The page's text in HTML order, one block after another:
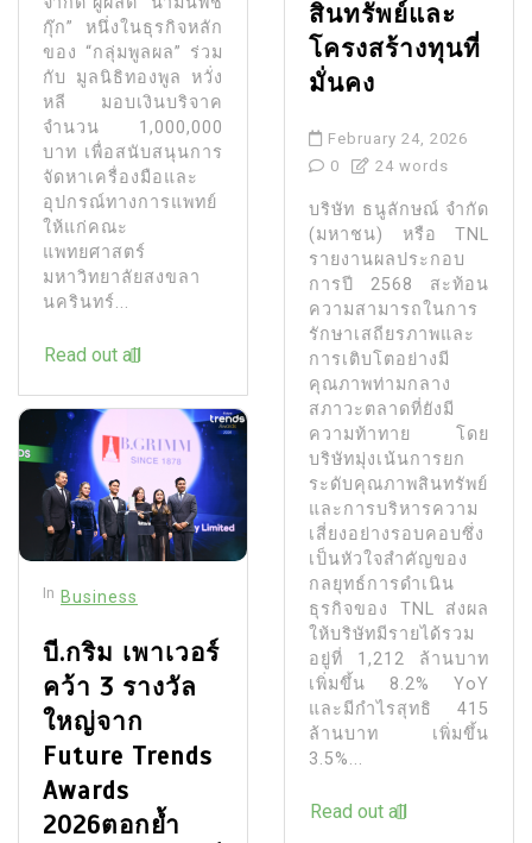
กุ๊ก” หนึ่งในธุรกิจหลัก
ของ “กลุ่มพูลผล” ร่วม
กับ มูลนิธิทองพูล หวั่ง
หลี มอบเงินบริจาค
จำนวน 1,000,000
บาท เพื่อสนับสนุนการ
จัดหาเครื่องมือและ
อุปกรณ์ทางการแพทย์
ให้แก่คณะ
แพทยศาสตร์
มหาวิทยาลัยสงขลา
นครินทร์...
Read out all
In Business
บี.กริม เพาเวอร์
คว้า 3 รางวัล
ใหญ่จาก
Future Trends
Awards
2026ตอกย้ำ
สินทรัพย์และ
โครงสร้างทุนที่
มั่นคง
February 24, 2026
0
24 words
บริษัท ธนูลักษณ์ จำกัด
(มหาชน) หรือ TNL
รายงานผลประกอบ
การปี 2568 สะท้อน
ความสามารถในการ
รักษาเสถียรภาพและ
การเติบโตอย่างมี
คุณภาพท่ามกลาง
สภาวะตลาดที่ยังมี
ความท้าทาย โดย
บริษัทมุ่งเน้นการยก
ระดับคุณภาพสินทรัพย์
และการบริหารความ
เสี่ยงอย่างรอบคอบซึ่ง
เป็นหัวใจสำคัญของ
กลยุทธ์การดำเนิน
ธุรกิจของ TNL ส่งผล
ให้บริษัทมีรายได้รวม
อยู่ที่ 1,212 ล้านบาท
เพิ่มขึ้น 8.2% YoY
และมีกำไรสุทธิ 415
ล้านบาท เพิ่มขึ้น
3.5%...
Read out all